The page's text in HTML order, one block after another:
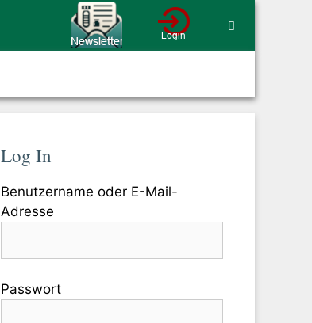
Log In
Benutzername oder E-Mail-
Adresse
Passwort